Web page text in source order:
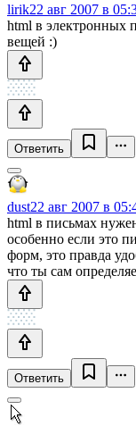
lirik22 авг 2007 в
html в электронных
вещей :)
Ответить
dust22 авг 2007 в
html в письмах
особенно если это
форм, это правда
что ты сам
Ответить